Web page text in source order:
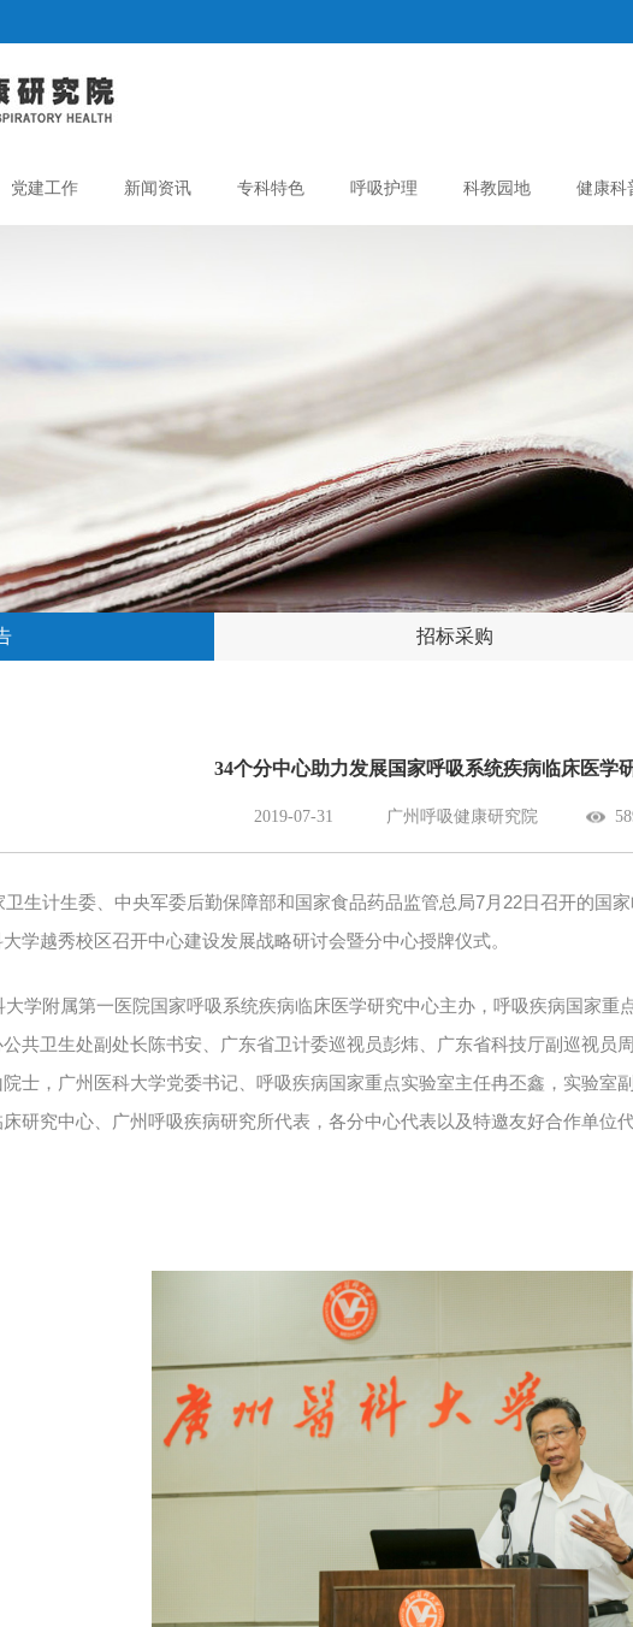
党建工作 新闻资讯 专科特色 呼吸护理 科教园地 健康科
招标采购
34个分中心助力发展国家呼吸系统疾病临床医学
2019-07-31 广州呼吸健康研究院
生计生委、中央军委后勤保障部和国家食品药品监管总局7月 22日召开的国
学越秀校区召开中心建设发展战略研讨会暨分中心授牌仪式。
学附属第一医院国家呼吸系统疾病临床医学研究中心主办，呼吸疾病国家
共卫生处副处长陈书安、广东省卫计委巡视员彭炜、广东省科技厅副巡视员
士，广州医科大学党委书记、呼吸疾病国家重点实验室主任冉丕鑫，实验
研究中心、广州呼吸疾病研究所代表，各分中心代表以及特邀友好合作单位